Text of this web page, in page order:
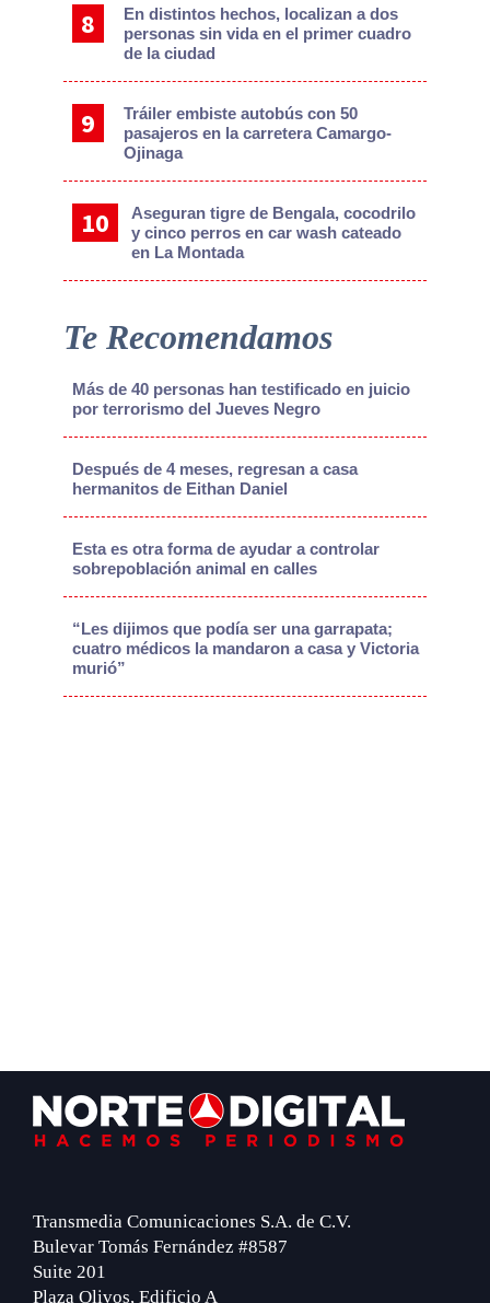
En distintos hechos, localizan a dos
personas sin vida en el primer cuadro
de la ciudad
Tráiler embiste autobús con 50
pasajeros en la carretera Camargo-
Ojinaga
Aseguran tigre de Bengala, cocodrilo
y cinco perros en car wash cateado
en La Montada
Te Recomendamos
Más de 40 personas han testificado en juicio
por terrorismo del Jueves Negro
Después de 4 meses, regresan a casa
hermanitos de Eithan Daniel
Esta es otra forma de ayudar a controlar
sobrepoblación animal en calles
“Les dijimos que podía ser una garrapata;
cuatro médicos la mandaron a casa y Victoria
murió”
Footer
Transmedia Comunicaciones S.A. de C.V.
Bulevar Tomás Fernández #8587
Suite 201
Plaza Olivos, Edificio A